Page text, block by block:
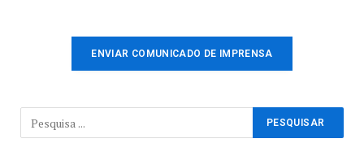
ENVIAR COMUNICADO DE IMPRENSA